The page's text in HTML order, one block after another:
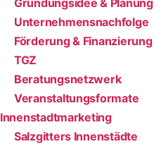
Unternehmensnachfolge
Förderung & Finanzierung
TGZ
Beratungsnetzwerk
Veranstaltungsformate
Innenstadt­marketing
Salzgitters Innenstädte